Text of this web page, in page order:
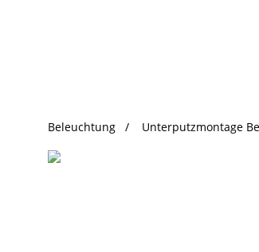
Beleuchtung Unterputzmontage